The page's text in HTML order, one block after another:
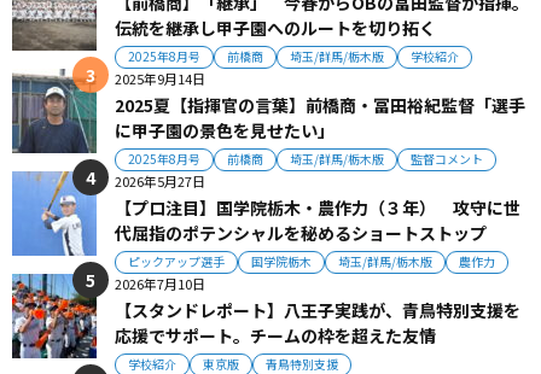
伝統を継承し甲子園へのルートを切り拓く
2025年8月号 前橋商 埼玉/群馬/栃木版 学校紹介
2025年9月14日
2025夏【指揮官の言葉】前橋商・冨田裕紀監督「選手
に甲子園の景色を見せたい」
2025年8月号 前橋商 埼玉/群馬/栃木版 監督コメント
2026年5月27日
【プロ注目】国学院栃木・農作力（３年） 攻守に世
代屈指のポテンシャルを秘めるショートストップ
ピックアップ選手 国学院栃木 埼玉/群馬/栃木版 農作力
2026年7月10日
【スタンドレポート】八王子実践が、青鳥特別支援を
応援でサポート。チームの枠を超えた友情
学校紹介 東京版 青鳥特別支援